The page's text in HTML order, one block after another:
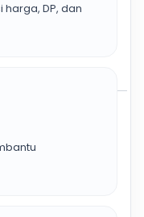
DP, dan